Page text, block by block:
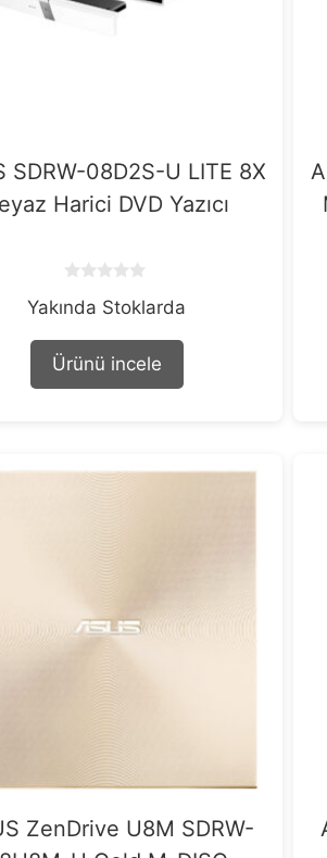
SDRW-08D2S-U LITE 8X
Harici DVD Yazıcı
o
t
f
Yakında Stoklarda
Ürünü incele
ZenDrive U8M SDRW-